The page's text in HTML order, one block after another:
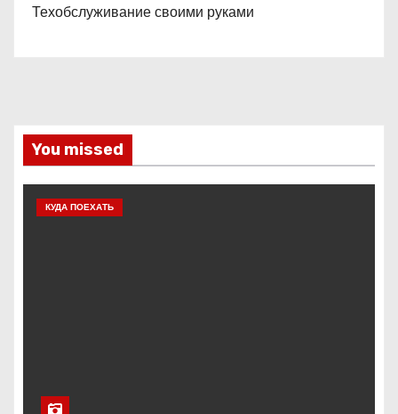
Техобслуживание своими руками
You missed
КУДА ПОЕХАТЬ